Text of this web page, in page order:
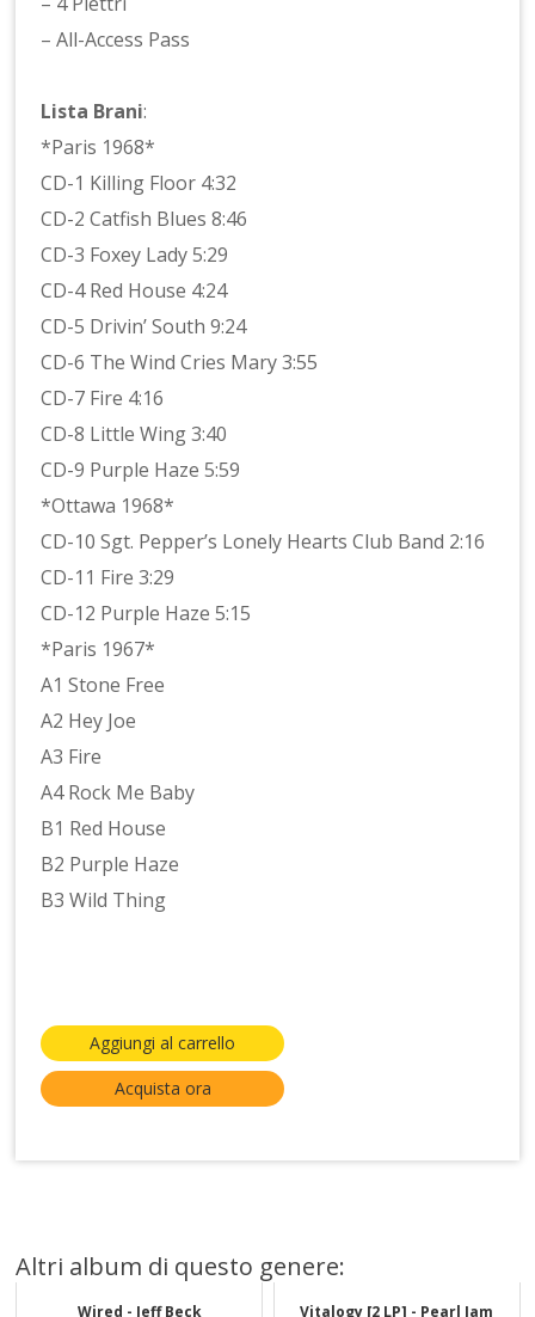
– All-Access Pass
Lista Brani:
*Paris 1968*
CD-1 Killing Floor 4:32
CD-2 Catfish Blues 8:46
CD-3 Foxey Lady 5:29
CD-4 Red House 4:24
CD-5 Drivin’ South 9:24
CD-6 The Wind Cries Mary 3:55
CD-7 Fire 4:16
CD-8 Little Wing 3:40
CD-9 Purple Haze 5:59
*Ottawa 1968*
CD-10 Sgt. Pepper’s Lonely Hearts Club Band 2:16
CD-11 Fire 3:29
CD-12 Purple Haze 5:15
*Paris 1967*
A1 Stone Free
A2 Hey Joe
A3 Fire
A4 Rock Me Baby
B1 Red House
B2 Purple Haze
B3 Wild Thing
Aggiungi al carrello
Acquista ora
Altri album di questo genere:
Wired - Jeff Beck Vitalogy [2 LP] - Pearl Jam